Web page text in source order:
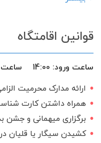
ماهواره
سرایدارقوانین اقامتگاه
ساعت ورود: 14:00 ساعت
ارائه مدارک محرمیت
همراه داشتن کارت
برگزاری میهمانی و
کشیدن سیگار یا قلیان